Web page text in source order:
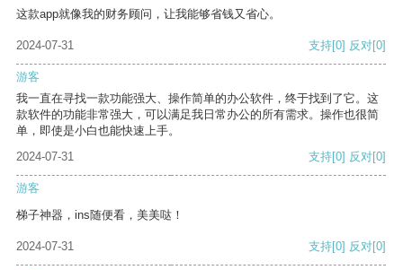
这款app就像我的财务顾问，让我能够省钱又省心。
2024-07-31 支持[0] 反对[0]
游客
我一直在寻找一款功能强大、操作简单的办公软件，终于找到了它。这
款软件的功能非常强大，可以满足我日常办公的所有需求。操作也很简
单，即使是小白也能快速上手。
2024-07-31
支持[0] 反对[0]
游客
梯子神器，ins随便看，美美哒！
2024-07-31 支持[0] 反对[0]